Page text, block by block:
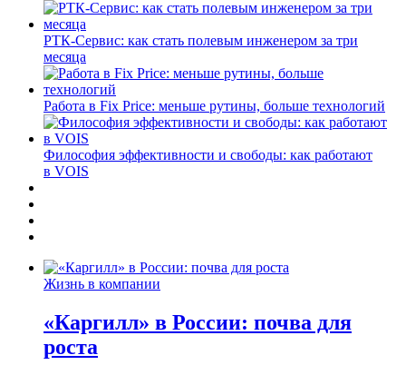
РТК-Сервис: как стать полевым инженером за три
месяца
Работа в Fix Price: меньше рутины, больше технологий
Философия эффективности и свободы: как работают
в VOIS
Жизнь в компании
«Каргилл» в России: почва для
роста